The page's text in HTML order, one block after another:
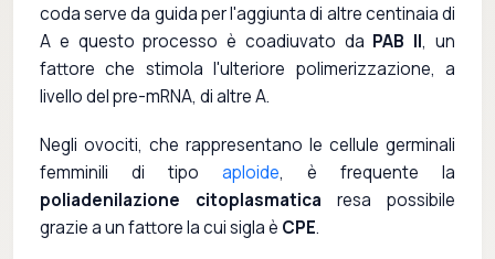
coda serve da guida per l'aggiunta di altre centinaia di
A e questo processo è coadiuvato da PAB II, un
fattore che stimola l'ulteriore polimerizzazione, a
livello del pre-mRNA, di altre A.
Negli ovociti, che rappresentano le cellule germinali
femminili di tipo aploide, è frequente la
poliadenilazione citoplasmatica resa possibile
grazie a un fattore la cui sigla è CPE.